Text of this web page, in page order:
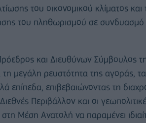
του οικονομικού κλίματος
του πληθωρισμού σε συνδυασμό
και Διευθύνων Σύμβουλος
μεγάλη ρευστότητα της αγοράς, τα
επίπεδα, επιβεβαιώνοντας τη
Περιβάλλον και οι
Μέση Ανατολή να παραμένει